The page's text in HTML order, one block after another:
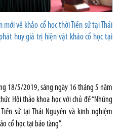
về khảo cổ học thời Tiền sử tại Thái
huy giá trị hiện vật khảo cổ học tại
18/5/2019, sáng ngày 16 tháng 5 năm
Hội thảo khoa học với chủ đề “Những
sử tại Thái Nguyên và kinh nghiệm
cổ học tại bảo tàng”.